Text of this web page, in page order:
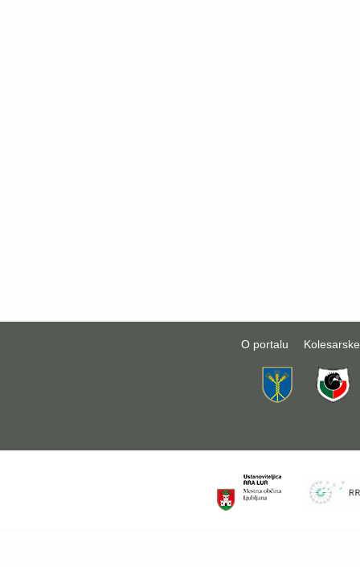
O portalu